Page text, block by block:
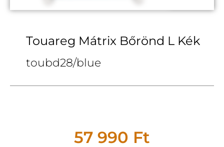
Touareg Mátrix Bőrönd L Kék
toubd28/blue
57 990 Ft